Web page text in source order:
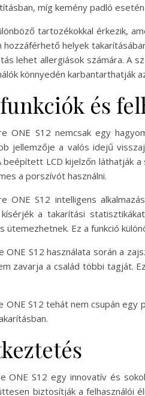
míg kemény padló
tartozékokkal érkezik,
hozzáférhető helyek
lehet allergiások számára. A
könnyedén karbantarthatják
és
ONE S12 nemcsak egy
jellemzője a valós idejű
beépített LCD kijelzőn láthatják
a porszívót használni.
ONE S12 intelligens
a takarítási
ütemezhetnek. Ez a funkció
ONE S12 használata során a
zavarja a család többi tagját.
ONE S12 tehát nem csupán
ONE S12 egy innovatív és
biztosítják a felhasználói